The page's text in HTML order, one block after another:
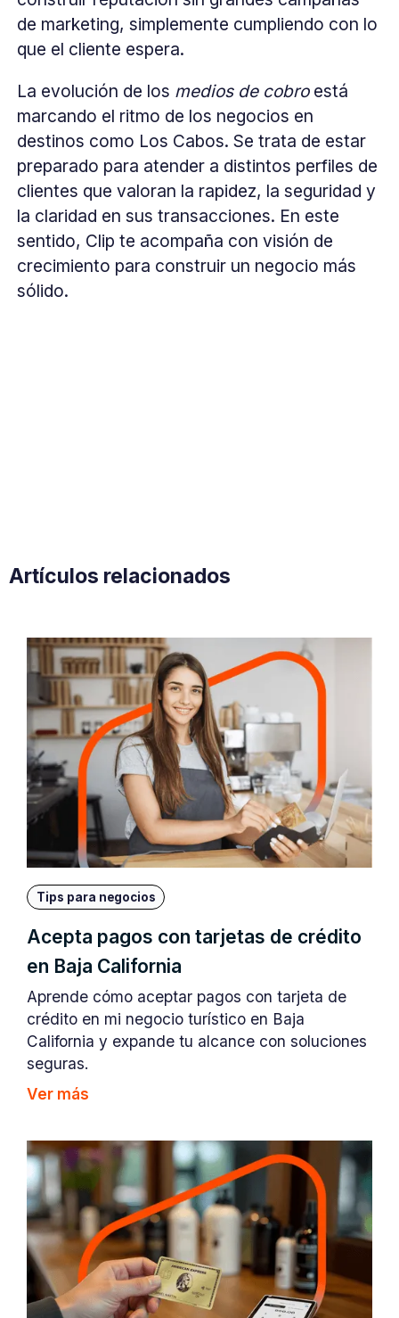
de marketing, simplemente cumpliendo con lo
que el cliente espera.
La evolución de los medios de cobroestá
marcando el ritmo de los negocios en
destinos como Los Cabos. Se trata de estar
preparado para atender a distintos perfiles de
clientes que valoran la rapidez, la seguridad y
la claridad en sus transacciones. En este
sentido, Clip te acompaña con visión de
crecimiento para construir un negocio más
sólido.
Artículos relacionados
Tips para negocios
Acepta pagos con tarjetas de crédito
en Baja California
Aprende cómo aceptar pagos con tarjeta de
crédito en mi negocio turístico en Baja
California y expande tu alcance con soluciones
seguras.
Ver más